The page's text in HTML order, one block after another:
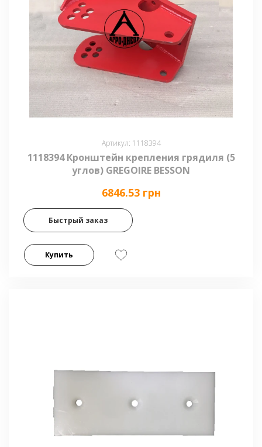
Артикул: 1118394
1118394 Кронштейн крепления грядиля (5
углов) GREGOIRE BESSON
6846.53 грн
Быстрый заказ
Купить